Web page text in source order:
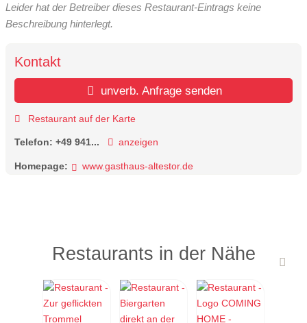
Leider hat der Betreiber dieses Restaurant-Eintrags keine
Beschreibung hinterlegt.
Kontakt
unverb. Anfrage senden
Restaurant auf der Karte
Telefon: +49 941... anzeigen
Homepage: www.gasthaus-altestor.de
Restaurants in der Nähe